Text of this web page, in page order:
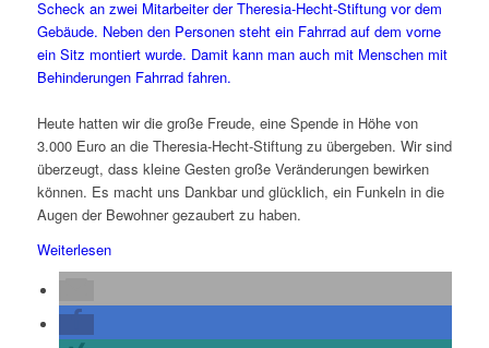
Heute hatten wir die große Freude, eine Spende in Höhe von
3.000 Euro an die Theresia-Hecht-Stiftung zu übergeben. Wir sind
überzeugt, dass kleine Gesten große Veränderungen bewirken
können. Es macht uns Dankbar und glücklich, ein Funkeln in die
Augen der Bewohner gezaubert zu haben.
Weiterlesen